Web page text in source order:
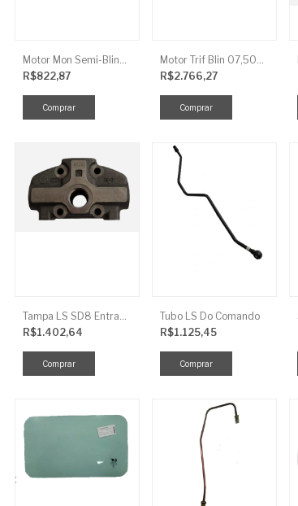
Motor Mon Semi-Blind 00,50CV 4P IP44
R$822,87
Motor Trif Blin 07,50CV 2P 04 V IP56
R$2.766,27
Tampa LS SD8 Entrada TRG 827
R$1.402,64
Tubo LS Do Comando
R$1.125,45